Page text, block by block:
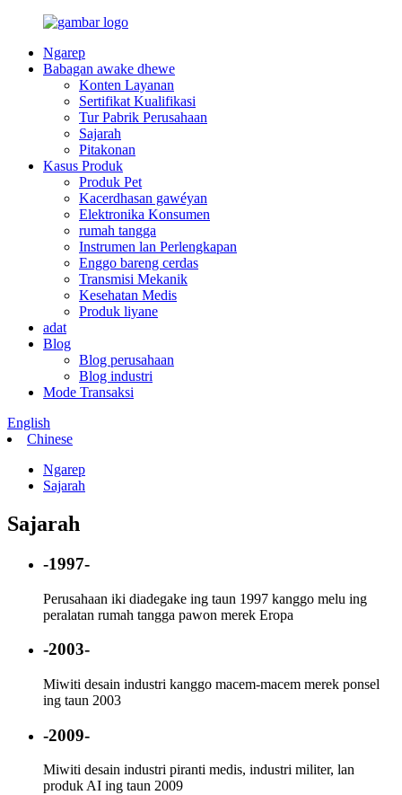
Ngarep
Babagan awake dhewe
Konten Layanan
Sertifikat Kualifikasi
Tur Pabrik Perusahaan
Sajarah
Pitakonan
Kasus Produk
Produk Pet
Kacerdhasan gawéyan
Elektronika Konsumen
rumah tangga
Instrumen lan Perlengkapan
Enggo bareng cerdas
Transmisi Mekanik
Kesehatan Medis
Produk liyane
adat
Blog
Blog perusahaan
Blog industri
Mode Transaksi
English
Chinese
Ngarep
Sajarah
Sajarah
-1997-
Perusahaan iki diadegake ing taun 1997 kanggo melu ing
peralatan rumah tangga pawon merek Eropa
-2003-
Miwiti desain industri kanggo macem-macem merek ponsel
ing taun 2003
-2009-
Miwiti desain industri piranti medis, industri militer, lan
produk AI ing taun 2009